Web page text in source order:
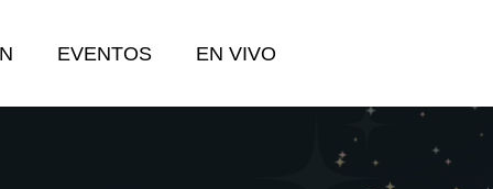
EVENTOS EN VIVO